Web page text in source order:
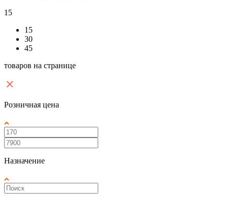
15
15
30
45
товаров на странице
Розничная цена
Назначение